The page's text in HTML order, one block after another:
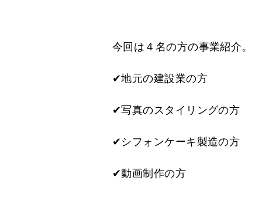
今回は４名の方の事業紹介。
✔地元の建設業の方
✔写真のスタイリングの方
✔シフォンケーキ製造の方
✔動画制作の方